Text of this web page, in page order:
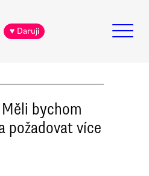
♥ Daruji
bychom
požadovat více